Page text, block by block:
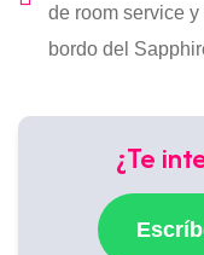
de room service
bordo del
¿Te